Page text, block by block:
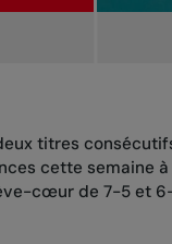
titres
cette semaine
cœur de 7-5 et